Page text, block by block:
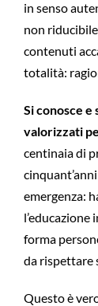
in senso
non
contenuti
totalità:
Si conosce e
valorizzati
centinaia di
emergenza:
l’educazione
forma
da rispettare
Questo è